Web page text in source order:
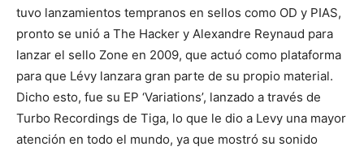
tuvo lanzamientos tempranos en sellos como OD y PIAS,
pronto se unió a The Hacker y Alexandre Reynaud para
lanzar el sello Zone en 2009, que actuó como plataforma
para que Lévy lanzara gran parte de su propio material.
Dicho esto, fue su EP ‘Variations’, lanzado a través de
Turbo Recordings de Tiga, lo que le dio a Levy una mayor
atención en todo el mundo, ya que mostró su sonido